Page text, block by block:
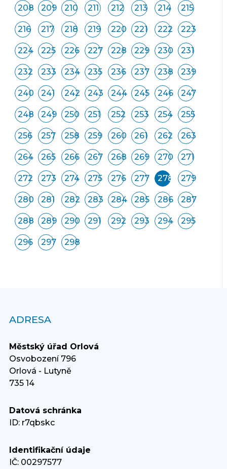
208 209 210 211 212 213 214 215
216 217 218 219 220 221 222 223
224 225 226 227 228 229 230 231
232 233 234 235 236 237 238 239
240 241 242 243 244 245 246 247
248 249 250 251 252 253 254 255
256 257 258 259 260 261 262 263
264 265 266 267 268 269 270 271
272 273 274 275 276 277 278 279
280 281 282 283 284 285 286 287
288 289 290 291 292 293 294 295
296 297 298
ADRESA
Městský úřad Orlová
Osvobození 796
Orlová - Lutyně
735 14
Datová schránka
ID: r7qbskc
Identifikační údaje
IČ: 00297577